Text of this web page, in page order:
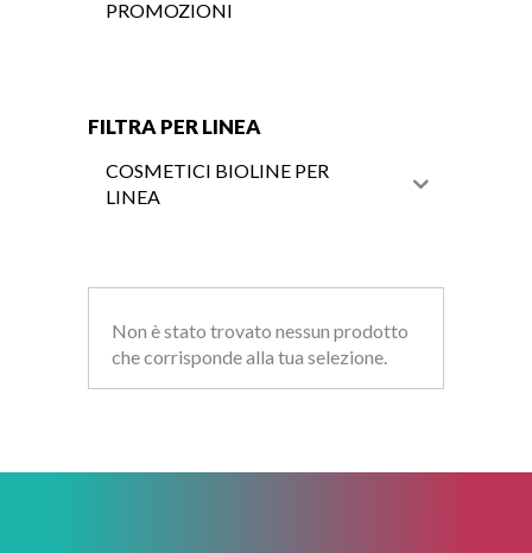
Non è stato trovato nessun prodotto
che corrisponde alla tua selezione.
PROMOZIONI
FILTRA PER LINEA
COSMETICI BIOLINE PER
LINEA